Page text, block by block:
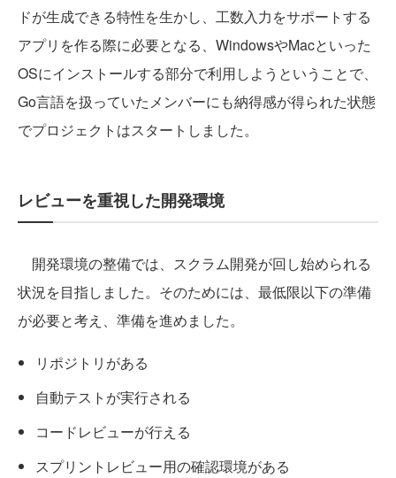
ドが生成できる特性を生かし、工数入力をサポートする
アプリを作る際に必要となる、WindowsやMacといった
OSにインストールする部分で利用しようということで、
Go言語を扱っていたメンバーにも納得感が得られた状態
でプロジェクトはスタートしました。
レビューを重視した開発環境
開発環境の整備では、スクラム開発が回し始められる
状況を目指しました。そのためには、最低限以下の準備
が必要と考え、準備を進めました。
リポジトリがある
自動テストが実行される
コードレビューが行える
スプリントレビュー用の確認環境がある